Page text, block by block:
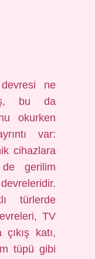
ne
bu da
okurken
var:
cihazlara
gerilim
türlerde
TV
çıkış katı,
tüpü gibi